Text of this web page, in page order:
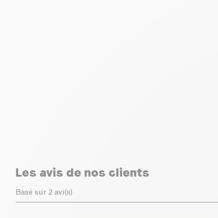
Les avis de nos clients
Basé sur 2 avi(s)